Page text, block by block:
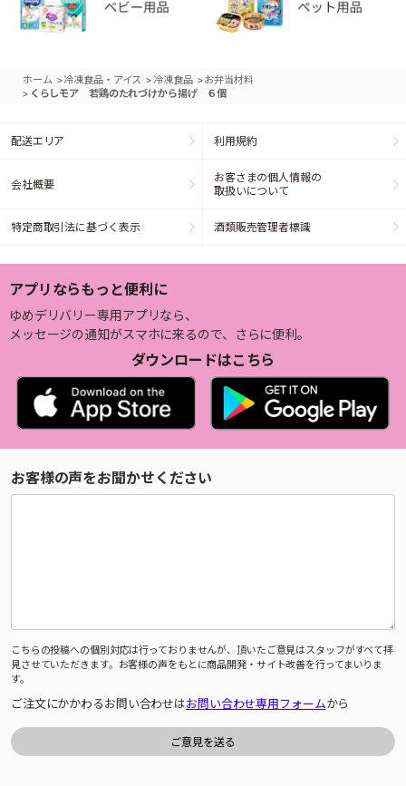
ホーム >冷凍食品・アイス > 冷凍食品 >お弁当材料
> くらしモア 若鶏のたれづけから揚げ ６個
配送エリア 利用規約
会社概要
お客さまの個人情報の
取扱いについて
特定商取引法に基づく表示 酒類販売管理者標識
アプリならもっと便利に
ゆめデリバリー専用アプリなら、
メッセージの通知がスマホに来るので、さらに便利。
ダウンロードはこちら
お客様の声をお聞かせください
こちらの投稿への個別対応は行っておりませんが、頂いたご意見はスタッフがすべて拝
見させていただきます。お客様の声をもとに商品開発・サイト改善を行ってまいりま
す。
ご注文にかかわるお問い合わせはお問い合わせ専用フォームから